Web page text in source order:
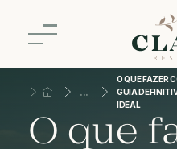
O QUE FAZER
GUIA
IDEAL
O que